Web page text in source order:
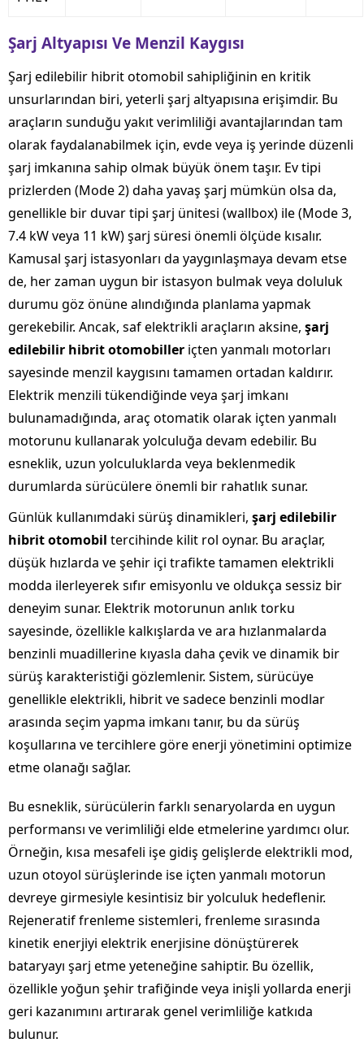
Şarj Altyapısı Ve Menzil Kaygısı
Şarj edilebilir hibrit otomobil sahipliğinin en kritik
unsurlarından biri, yeterli şarj altyapısına erişimdir. Bu
araçların sunduğu yakıt verimliliği avantajlarından tam
olarak faydalanabilmek için, evde veya iş yerinde düzenli
şarj imkanına sahip olmak büyük önem taşır. Ev tipi
prizlerden (Mode 2) daha yavaş şarj mümkün olsa da,
genellikle bir duvar tipi şarj ünitesi (wallbox) ile (Mode 3,
7.4 kW veya 11 kW) şarj süresi önemli ölçüde kısalır.
Kamusal şarj istasyonları da yaygınlaşmaya devam etse
de, her zaman uygun bir istasyon bulmak veya doluluk
durumu göz önüne alındığında planlama yapmak
gerekebilir. Ancak, saf elektrikli araçların aksine, şarj
edilebilir hibrit otomobiller içten yanmalı motorları
sayesinde menzil kaygısını tamamen ortadan kaldırır.
Elektrik menzili tükendiğinde veya şarj imkanı
bulunamadığında, araç otomatik olarak içten yanmalı
motorunu kullanarak yolculuğa devam edebilir. Bu
esneklik, uzun yolculuklarda veya beklenmedik
durumlarda sürücülere önemli bir rahatlık sunar.
Günlük kullanımdaki sürüş dinamikleri, şarj edilebilir
hibrit otomobil tercihinde kilit rol oynar. Bu araçlar,
düşük hızlarda ve şehir içi trafikte tamamen elektrikli
modda ilerleyerek sıfır emisyonlu ve oldukça sessiz bir
deneyim sunar. Elektrik motorunun anlık torku
sayesinde, özellikle kalkışlarda ve ara hızlanmalarda
benzinli muadillerine kıyasla daha çevik ve dinamik bir
sürüş karakteristiği gözlemlenir. Sistem, sürücüye
genellikle elektrikli, hibrit ve sadece benzinli modlar
arasında seçim yapma imkanı tanır, bu da sürüş
koşullarına ve tercihlere göre enerji yönetimini optimize
etme olanağı sağlar.
Bu esneklik, sürücülerin farklı senaryolarda en uygun
performansı ve verimliliği elde etmelerine yardımcı olur.
Örneğin, kısa mesafeli işe gidiş gelişlerde elektrikli mod,
uzun otoyol sürüşlerinde ise içten yanmalı motorun
devreye girmesiyle kesintisiz bir yolculuk hedeflenir.
Rejeneratif frenleme sistemleri, frenleme sırasında
kinetik enerjiyi elektrik enerjisine dönüştürerek
bataryayı şarj etme yeteneğine sahiptir. Bu özellik,
özellikle yoğun şehir trafiğinde veya inişli yollarda enerji
geri kazanımını artırarak genel verimliliğe katkıda
bulunur.